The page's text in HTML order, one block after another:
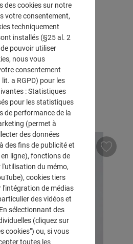
de mer"
2-3 jours ouvrables
: Entrez la quantité
le panier
des cookies sur notre
votre consentement,
techniquement
installés (§25 al. 2
pouvoir utiliser
nous vous
consentement
a RGPD) pour les
: Statistiques
pour les statistiques
de performance de la
(permet à
des données
des fins de publicité et
ligne), fonctions de
du mémo,
cookies tiers
l'intégration de médias
des vidéos et
sélectionnant des
(cliquez sur
cookies") ou, si vous
toutes les